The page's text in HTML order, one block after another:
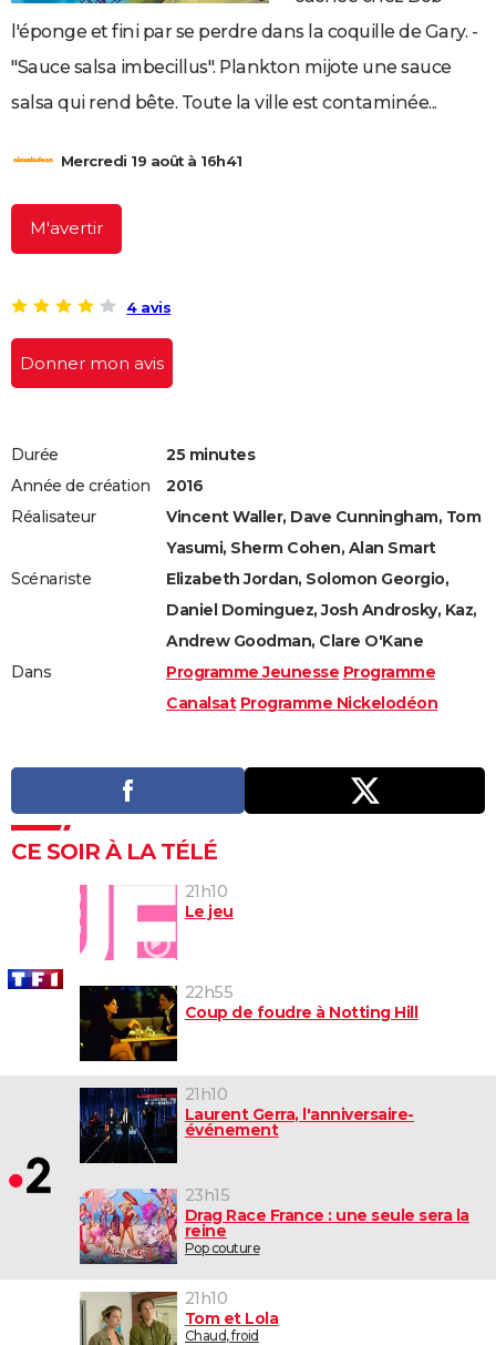
Destinations
City break
Voyage nature
Voyage de noces
Forum
Climat
+
PHOTO
GUIDES D'ACHAT
BONS PLANS
CARTE DE VOEUX
Carte de Noël
Carte Bonne année
Carte Saint-Valentin
Carte Pâques
Carte d'anniversaire
DICTIONNAIRE
Biographies
Expressions
PROGRAMME TV
COPAINS D'AVANT
S'inscrire
Se connecter
Lycées
Collèges
Primaires
Universités
Entreprises
Service militaire
Avis de recherche
AVIS DE DÉCÈS
FORUM
l'éponge et fini par se perdre dans la coquille de Gary. -
"Sauce salsa imbecillus". Plankton mijote une sauce
salsa qui rend bête. Toute la ville est contaminée...
Mercredi 19 août à 16h41
M'avertir
4 avis
Donner mon avis
Durée
25 minutes
Année de création
2016
Réalisateur
Vincent Waller, Dave Cunningham, Tom
Yasumi, Sherm Cohen, Alan Smart
Scénariste
Elizabeth Jordan, Solomon Georgio,
Daniel Dominguez, Josh Androsky, Kaz,
Andrew Goodman, Clare O'Kane
Dans
Programme Jeunesse Programme
Canalsat Programme Nickelodéon
CE SOIR À LA TÉLÉ
21h10
Le jeu
22h55
Coup de foudre à Notting Hill
21h10
Laurent Gerra, l'anniversaire-
événement
23h15
Drag Race France : une seule sera la
reine
Pop couture
21h10
Tom et Lola
Chaud, froid